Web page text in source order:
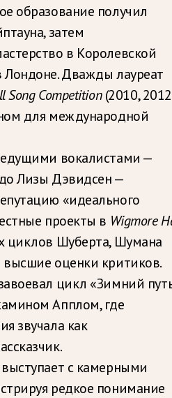
образование получил
затем
в Королевской
Дважды лауреат
Song Competition(2010,
для международной
вокалистами —
Лизы Дэвидсен —
«идеального
проекты в Wigmore
циклов Шуберта, Шумана
оценки критиков.
цикл «Зимний
Апплом, где
звучала как
с камерными
редкое понимание